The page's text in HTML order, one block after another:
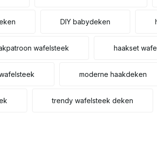
DIY babydeken
wafelsteek haakset
moderne haakdeken
trendy wafelsteek deken